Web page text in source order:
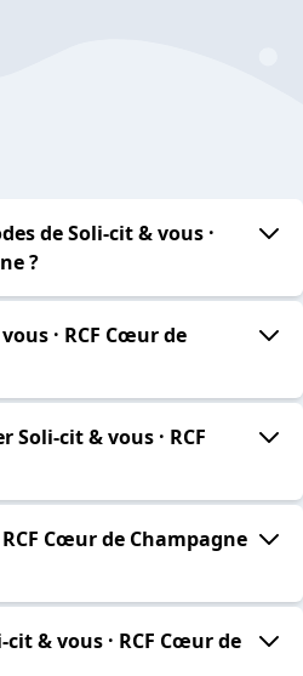
de Soli-cit & vous ·
?
· RCF Cœur de
Soli-cit & vous · RCF
Cœur de Champagne
& vous · RCF Cœur de